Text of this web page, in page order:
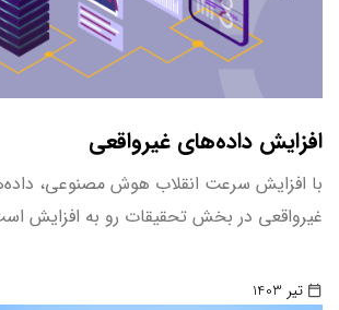
افزایش داده‌های غیرواقعی
با افزایش سرعت انقلاب هوش مصنوعی،
غیرواقعی در بخش تحقیقات رو به افزایش
تیر 1403